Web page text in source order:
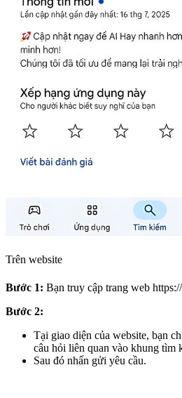
Trên website
Bước 1: Bạn truy cập trang web
Bước 2:
Tại giao diện của website, bạn
câu hỏi liên quan vào khung tìm
Sau đó nhấn gửi yêu cầu.